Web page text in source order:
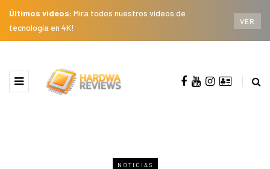
Últimos videos: Mira todos nuestros videos de
tecnología en 4K!
VER
NOTICIAS